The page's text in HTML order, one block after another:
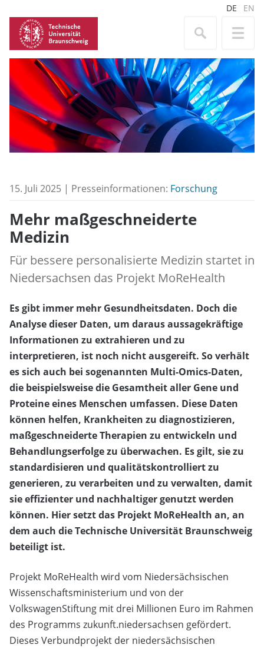
DE EN
15. Juli 2025 | Presseinformationen: Forschung
Mehr maßgeschneiderte
Medizin
Für bessere personalisierte Medizin startet in
Niedersachsen das Projekt MoReHealth
Es gibt immer mehr Gesundheitsdaten. Doch die
Analyse dieser Daten, um daraus aussagekräftige
Informationen zu extrahieren und zu
interpretieren, ist noch nicht ausgereift. So verhält
es sich auch bei sogenannten Multi-Omics-Daten,
die beispielsweise die Gesamtheit aller Gene und
Proteine eines Menschen umfassen. Diese Daten
können helfen, Krankheiten zu diagnostizieren,
maßgeschneiderte Therapien zu entwickeln und
Behandlungserfolge zu überwachen. Es gilt, sie zu
standardisieren und qualitätskontrolliert zu
generieren, zu verarbeiten und zu verwalten, damit
sie effizienter und nachhaltiger genutzt werden
können. Hier setzt das Projekt MoReHealth an, an
dem auch die Technische Universität Braunschweig
beteiligt ist.
Projekt MoReHealth wird vom Niedersächsischen
Wissenschaftsministerium und von der
VolkswagenStiftung mit drei Millionen Euro im Rahmen
des Programms zukunft.niedersachsen gefördert.
Dieses Verbundprojekt der niedersächsischen